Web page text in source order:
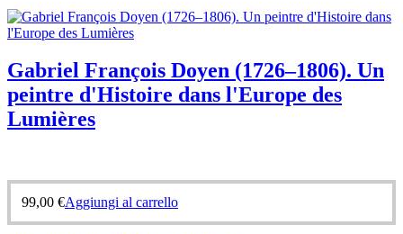
Gabriel François Doyen (1726–1806). Un
peintre d'Histoire dans l'Europe des
Lumières
99,00 €Aggiungi al carrello